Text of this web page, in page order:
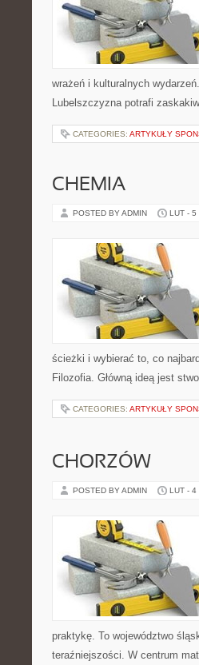
wrażeń i kulturalnych
Lubelszczyzna potrafi
CATEGORIES: ARTYKUŁY
CHEMIA
POSTED BY ADMIN LUT - 5
ścieżki i wybierać to, co
Filozofia. Główną ideą jest
CATEGORIES: ARTYKUŁY
CHORZÓW
POSTED BY ADMIN LUT - 4
praktykę. To województwo
teraźniejszości. W centrum